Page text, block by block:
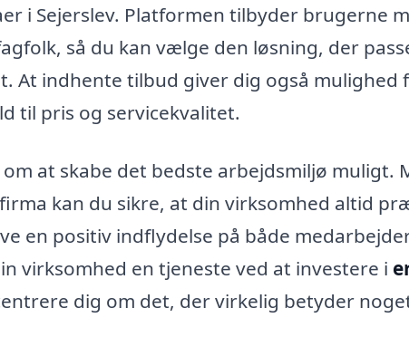
i Sejerslev. Platformen tilbyder brugerne
så du kan vælge den løsning, der
At indhente tilbud giver dig også mulighed
til pris og servicekvalitet.
at skabe det bedste arbejdsmiljø muligt.
kan du sikre, at din virksomhed altid
en positiv indflydelse på både
virksomhed en tjeneste ved at investere i
dig om det, der virkelig betyder